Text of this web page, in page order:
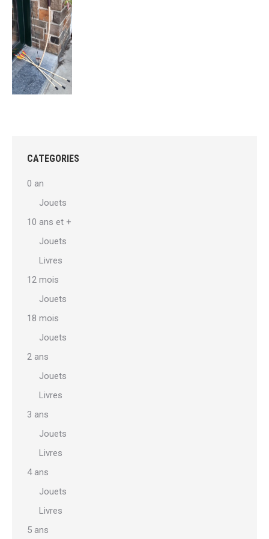
CATEGORIES
0 an
Jouets
10 ans et +
Jouets
Livres
12 mois
Jouets
18 mois
Jouets
2 ans
Jouets
Livres
3 ans
Jouets
Livres
4 ans
Jouets
Livres
5 ans